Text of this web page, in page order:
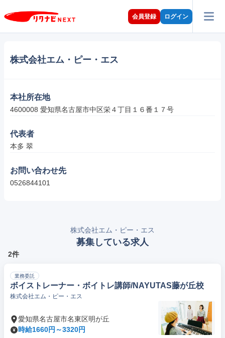
会員登録 ログイン
株式会社エム・ピー・エス
本社所在地
4600008 愛知県名古屋市中区栄４丁目１６番１７号
代表者
本多 翠
お問い合わせ先
0526844101
株式会社エム・ピー・エス
募集している求人
2件
業務委託
ボイストレーナー・ボイトレ講師/NAYUTAS藤が丘校
株式会社エム・ピー・エス
愛知県名古屋市名東区明が丘
時給1660円～3320円